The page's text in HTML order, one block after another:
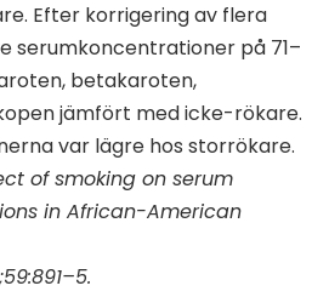
Efter korrigering av flera
serumkoncentrationer på 71–
betakaroten,
jämfört med icke-rökare.
var lägre hos storrökare.
of smoking on serum
in African-American